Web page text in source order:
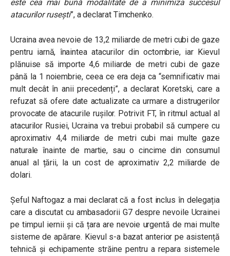
este cea mai bună modalitate de a minimiza succesul
atacurilor rusești”, a declarat Timchenko.
Ucraina avea nevoie de 13,2 miliarde de metri cubi de gaze
pentru iarnă, înaintea atacurilor din octombrie, iar Kievul
plănuise să importe 4,6 miliarde de metri cubi de gaze
până la 1 noiembrie, ceea ce era deja ca “semnificativ mai
mult decât în ​​anii precedenți”, a declarat Koretski, care a
refuzat să ofere date actualizate ca urmare a distrugerilor
provocate de atacurile rușilor. Potrivit FT, în ritmul actual al
atacurilor Rusiei, Ucraina va trebui probabil să cumpere cu
aproximativ 4,4 miliarde de metri cubi mai multe gaze
naturale înainte de martie, sau o cincime din consumul
anual al țării, la un cost de aproximativ 2,2 miliarde de
dolari.
Șeful Naftogaz a mai declarat că a fost inclus în delegația
care a discutat cu ambasadorii G7 despre nevoile Ucrainei
pe timpul iernii și că țara are nevoie urgentă de mai multe
sisteme de apărare. Kievul s-a bazat anterior pe asistență
tehnică și echipamente străine pentru a repara sistemele